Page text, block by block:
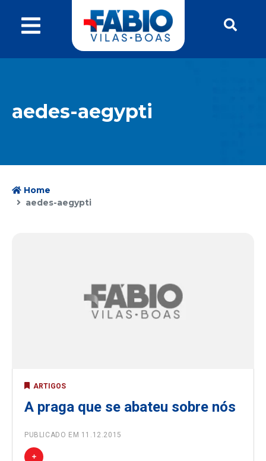
aedes-aegypti
Home
aedes-aegypti
ARTIGOS
A praga que se abateu sobre nós
PUBLICADO EM 11.12.2015